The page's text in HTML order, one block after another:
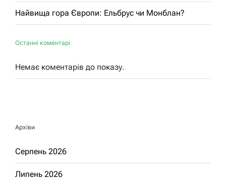
Найвища гора Європи: Ельбрус чи Монблан?
Останні коментарі
Немає коментарів до показу.
Архіви
Серпень 2026
Липень 2026